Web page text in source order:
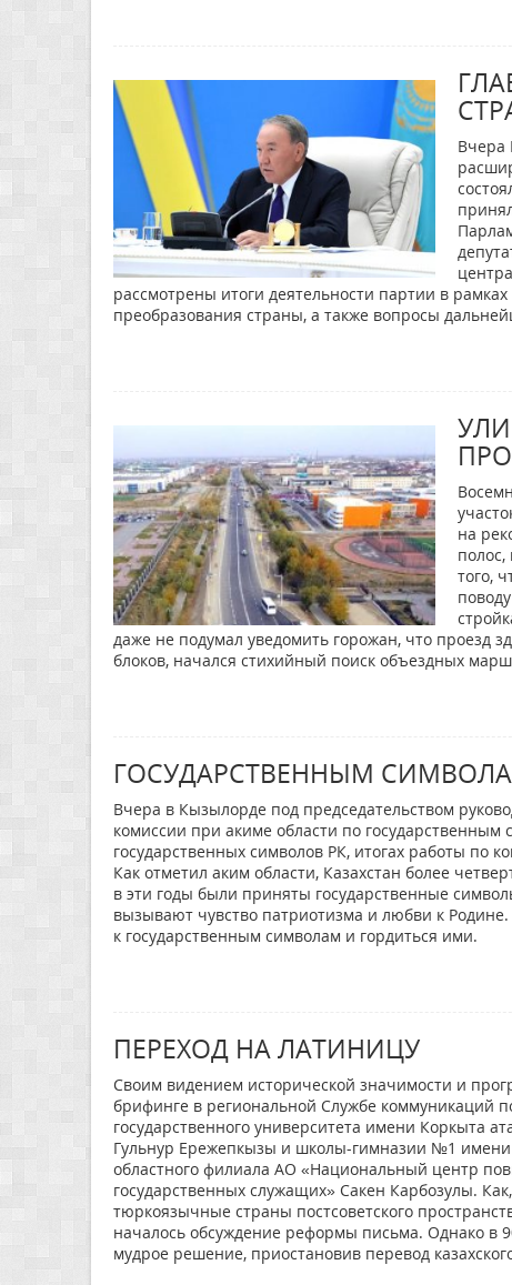
Вчера
рассмотрены итоги деятельности партии в
преобразования страны, а также вопросы
на
того,
даже не подумал уведомить горожан, что проезд
блоков, начался стихийный поиск объездных
ГОСУДАРСТВЕННЫМ
Вчера в Кызылорде под председательством
комиссии при акиме области по
государственных символов РК, итогах работы по
Как отметил аким области, Казахстан более
в эти годы были приняты государственные
вызывают чувство патриотизма и любви к
к государственным символам и гордиться ими.
ПЕРЕХОД НА ЛАТИНИЦУ
Своим видением исторической значимости и
брифинге в региональной Службе коммуникаций
государственного университета имени Коркыта
Гульнур Ережепкызы и школы-гимназии №1
областного филиала АО «Национальный центр
государственных служащих» Сакен Карбозулы.
тюркоязычные страны постсоветского
началось обсуждение реформы письма. Однако в
мудрое решение, приостановив перевод